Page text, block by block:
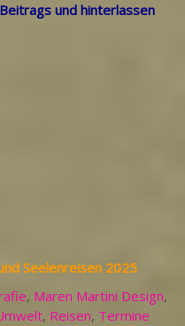
und hinterlassen
Seelenreisen 2025
, Maren Martini Design,
, Reisen, Termine